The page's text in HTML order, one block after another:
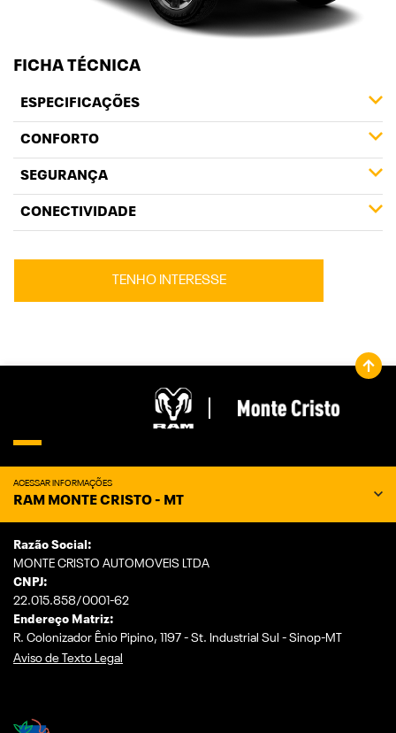
FICHA TÉCNICA
ESPECIFICAÇÕES
CONFORTO
SEGURANÇA
CONECTIVIDADE
TENHO INTERESSE
ACESSAR INFORMAÇÕES
RAM MONTE CRISTO - MT
Razão Social:
MONTE CRISTO AUTOMOVEIS LTDA
CNPJ:
22.015.858/0001-62
Endereço Matriz:
R. Colonizador Ênio Pipino, 1197 - St. Industrial Sul - Sinop-MT
Aviso de Texto Legal